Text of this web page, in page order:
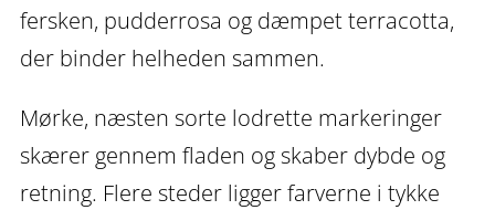
fersken, pudderrosa og dæmpet terracotta,
der binder helheden sammen.
Mørke, næsten sorte lodrette markeringer
skærer gennem fladen og skaber dybde og
retning. Flere steder ligger farverne i tykke